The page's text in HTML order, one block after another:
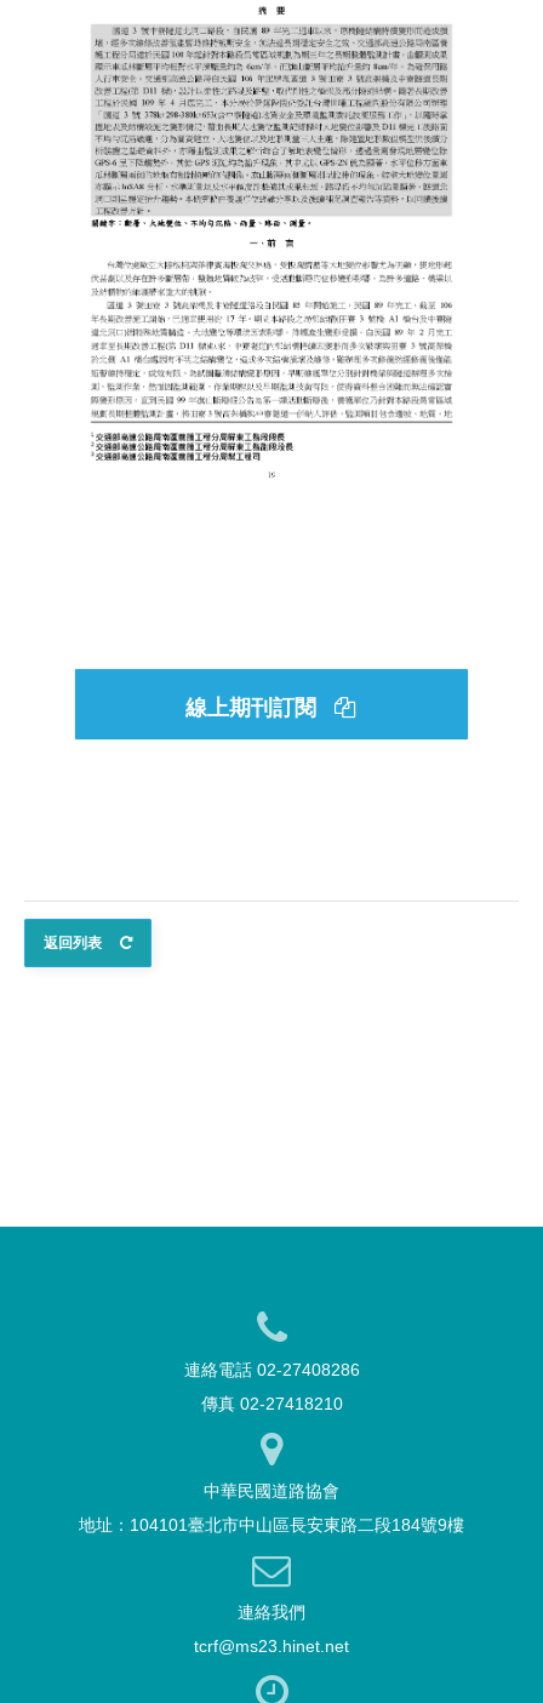
線上期刊訂閱
返回列表
連絡電話 02-27408286
傳真 02-27418210
中華民國道路協會
地址：104101臺北市中山區長安東路二段184號9樓
連絡我們
tcrf@ms23.hinet.net